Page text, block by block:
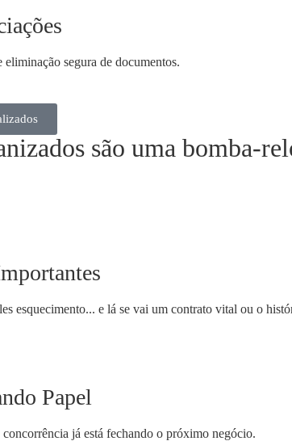
segura de documentos.
são uma bomba-
esquecimento... e lá se vai um contrato vital ou o
Papel
já está fechando o próximo negócio.